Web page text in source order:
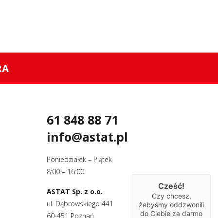
61 848 88 71
info@astat.pl
Poniedziałek – Piątek
8:00 – 16:00
ASTAT Sp. z o.o.
ul. Dąbrowskiego 441
60-451 Poznań
Cześć!
Czy chcesz,
żebyśmy oddzwonili
do Ciebie za darmo